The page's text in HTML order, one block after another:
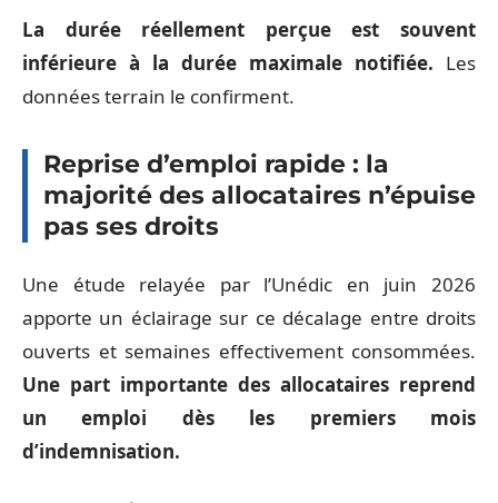
La durée réellement perçue est souvent
inférieure à la durée maximale notifiée. Les
données terrain le confirment.
Reprise d’emploi rapide : la
majorité des allocataires n’épuise
pas ses droits
Une étude relayée par l’Unédic en juin 2026
apporte un éclairage sur ce décalage entre droits
ouverts et semaines effectivement consommées.
Une part importante des allocataires reprend
un emploi dès les premiers mois
d’indemnisation.